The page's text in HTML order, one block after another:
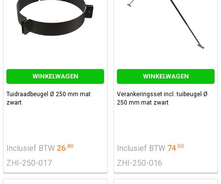
WINKELWAGEN
Tuidraadbeugel Ø 250 mm mat
zwart
Inclusief BTW 26 80
ZHI-250-017
WINKELWAGEN
Verankeringsset incl. tuibeugel Ø
250 mm mat zwart
Inclusief BTW 74 50
ZHI-250-016